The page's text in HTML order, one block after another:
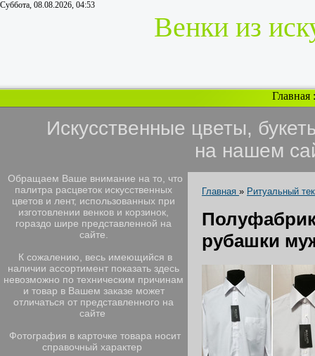
Суббота, 08.08.2026, 04:53
Венки из
Главная
Искусственные цветы,
на нашем
Обращаем Ваше внимание на то, что
палитра расцветок искусственных
цветов и лент, использованных при
изготовлении венков и корзинок,
гораздо шире представленной на
сайте.
К сожалению, весь имеющийся в
наличии ассортимент показать здесь
невозможно по техническим причинам
и товар в Вашем заказе может
отличаться от представленного на
сайте
Фотография в карточке товара носит
справочный характер
Главная » Ритуальный
рубашки